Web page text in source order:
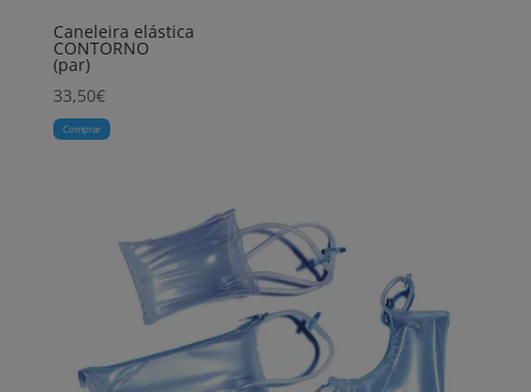
Caneleira elástica
CONTORNO
(par)
33,50€
Comprar